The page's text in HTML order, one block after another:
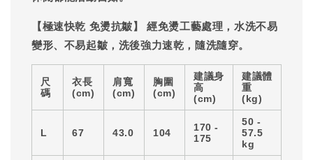
【極速快乾 免燙抗皺】
經免燙工藝處理，水洗不易
變形、不易起皺，洗後強力速乾，隨洗隨穿。
尺
碼
衣長
(cm)
肩寬
(cm)
胸圍
(cm)
建議身
高
(cm)
建議體
重
(kg)
L 67 43.0 104
170 -
175
50 -
57.5
kg